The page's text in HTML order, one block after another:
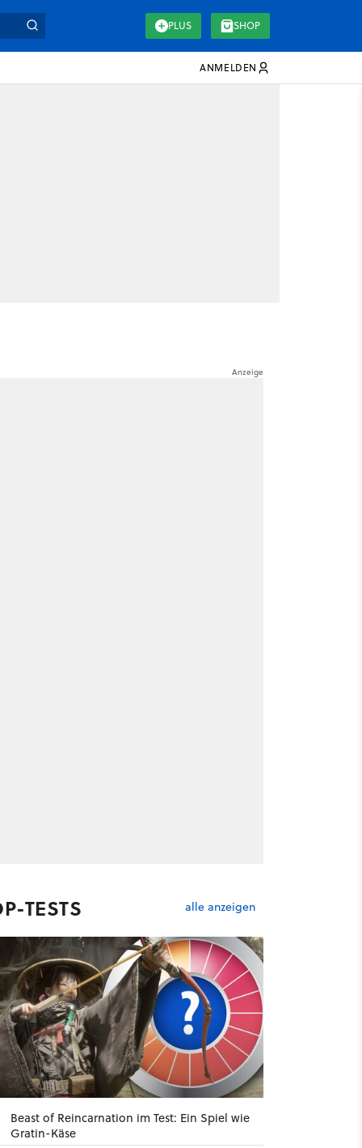
PLUS SHOP
ANMELDEN
TESTS alle anzeigen
Beast of Reincarnation im Test: Ein Spiel wie
Gratin-Käse